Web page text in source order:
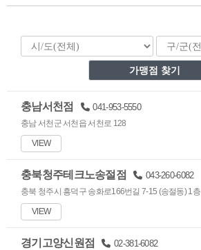
충남서천점 041-953-5550
충남 서천군 서천읍 서천로 128
VIEW
충북청주테크노송절점 043-260-6082
충북 청주시 흥덕구 송화로166번길 7-15 (송절동) 1층
VIEW
경기고양신원점 02-381-6082